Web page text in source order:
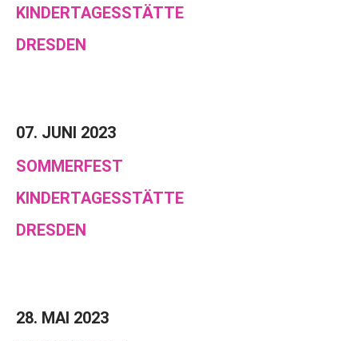
KINDERTAGESSTÄTTE
DRESDEN
07. JUNI 2023
SOMMERFEST
KINDERTAGESSTÄTTE
DRESDEN
28. MAI 2023